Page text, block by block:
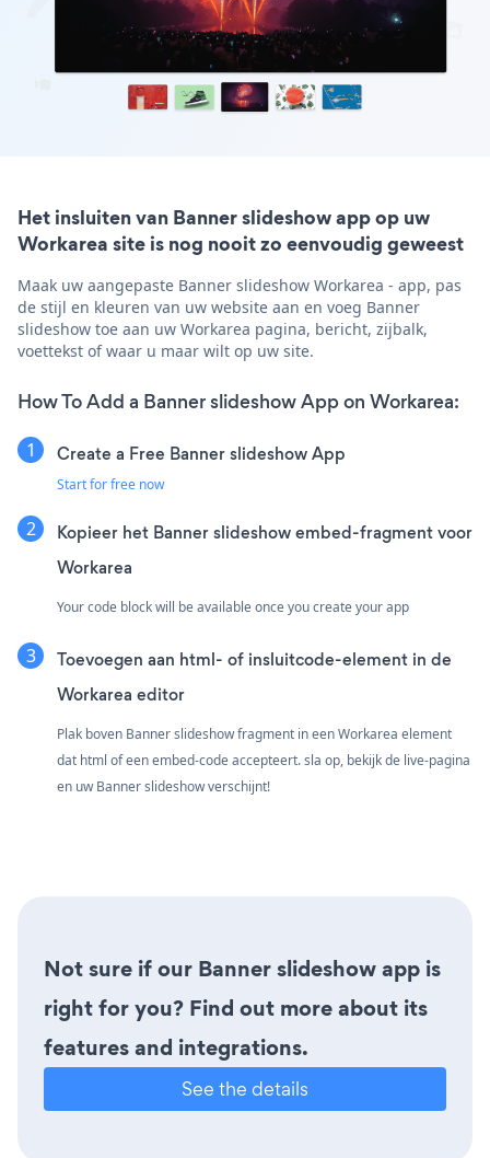
Het insluiten van Banner slideshow app op uw
Workarea site is nog nooit zo eenvoudig geweest
Maak uw aangepaste Banner slideshow Workarea - app, pas
de stijl en kleuren van uw website aan en voeg Banner
slideshow toe aan uw Workarea pagina, bericht, zijbalk,
voettekst of waar u maar wilt op uw site.
How To Add a Banner slideshow App on Workarea:
Create a Free Banner slideshow App
Start for free now
Kopieer het Banner slideshow embed-fragment voor
Workarea
Your code block will be available once you create your app
Toevoegen aan html- of insluitcode-element in de
Workarea editor
Plak boven Banner slideshow fragment in een Workarea element
dat html of een embed-code accepteert. sla op, bekijk de live-pagina
en uw Banner slideshow verschijnt!
Not sure if our Banner slideshow app is
right for you? Find out more about its
features and integrations.
See the details